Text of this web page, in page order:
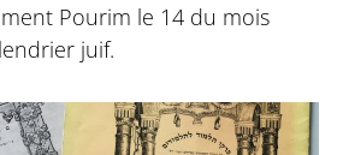
Pourim le 14 du mois
juif.